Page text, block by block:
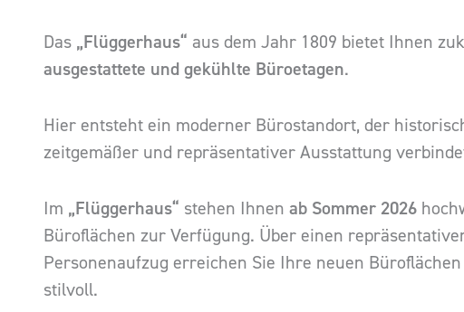
Das „Flüggerhaus“ aus dem Jahr 1809 bietet Ihnen
ausgestattete und gekühlte Büroetagen.
Hier entsteht ein moderner Bürostandort, der
zeitgemäßer und repräsentativer Ausstattung
Im „Flüggerhaus“ stehen Ihnen ab Sommer 2026
Büroflächen zur Verfügung. Über einen
Personenaufzug erreichen Sie Ihre neuen
stilvoll.